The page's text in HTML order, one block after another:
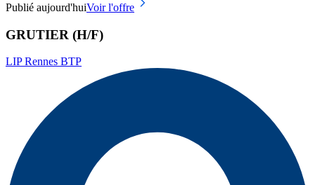
Publié aujourd'huiVoir l'offre
GRUTIER (H/F)
LIP Rennes BTP